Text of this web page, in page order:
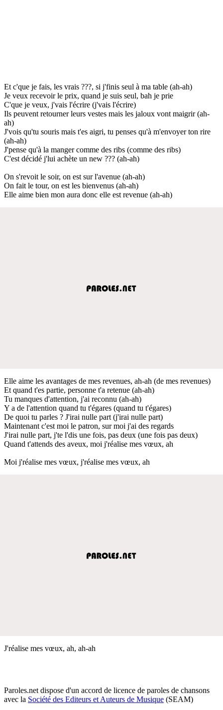
Et c'que je fais, les vrais ???, si j'finis seul à ma table (ah-ah)
Je veux recevoir le prix, quand je suis seul, bah je prie
C'que je veux, j'vais l'écrire (j'vais l'écrire)
Ils peuvent retourner leurs vestes mais les jaloux vont maigrir (ah-
ah)
J'vois qu'tu souris mais t'es aigri, tu penses qu'à m'envoyer ton rire
(ah-ah)
J'pense qu'à la manger comme des ribs (comme des ribs)
C'est décidé j'lui achète un new ??? (ah-ah)
On s'revoit le soir, on est sur l'avenue (ah-ah)
On fait le tour, on est les bienvenus (ah-ah)
Elle aime bien mon aura donc elle est revenue (ah-ah)
Elle aime les avantages de mes revenues, ah-ah (de mes revenues)
Et quand t'es partie, personne t'a retenue (ah-ah)
Tu manques d'attention, j'ai reconnu (ah-ah)
Y a de l'attention quand tu t'égares (quand tu t'égares)
De quoi tu parles ? J'irai nulle part (j'irai nulle part)
Maintenant c'est moi le patron, sur moi j'ai des regards
J'irai nulle part, j'te l'dis une fois, pas deux (une fois pas deux)
Quand t'attends des aveux, moi j'réalise mes vœux, ah
Moi j'réalise mes vœux, j'réalise mes vœux, ah
J'réalise mes vœux, ah, ah-ah
Paroles.net dispose d'un accord de licence de paroles de chansons
avec la Société des Editeurs et Auteurs de Musique (SEAM)